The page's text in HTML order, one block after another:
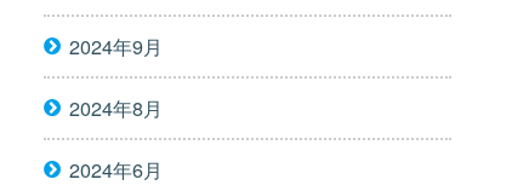
2024年9月
2024年8月
2024年6月